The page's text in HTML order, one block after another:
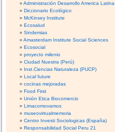
Administración Desarrollo America Latina
Diccionario Ecológico
McKinsey Institute
Ecosalud
Sindemias
Amasterdam Institute Social Sciences
Ecosocial
proyecto milenio
Ciudad Nuestra (Perú)
Inst.Ciencias Naturaleza (PUCP)
Local future
cocinas mejoradas
Food First
Unión Etica Biocomercio
Limacomovamos
museovirtualmemoria
Centro Investi Sociologicas (España)
Responsabilidad Social Peru 21